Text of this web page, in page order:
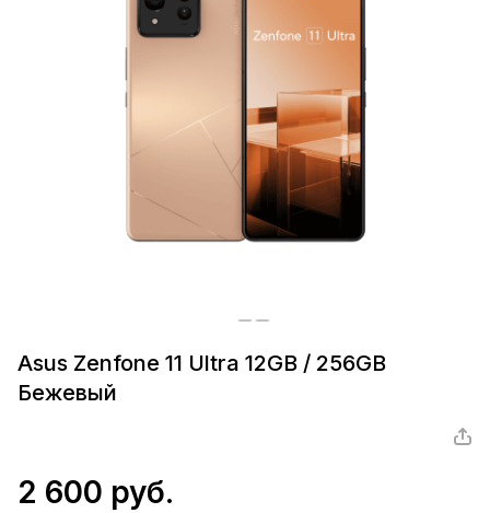
Asus Zenfone 11 Ultra 12GB / 256GB
Бежевый
2 600 руб.